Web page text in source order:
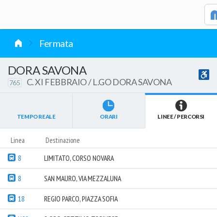
Fermata
DORA SAVONA
765 C. XI FEBBRAIO / L.GO DORA SAVONA
TEMPO REALE ORARI LINEE / PERCORSI
Linea Destinazione
8 LIMITATO, CORSO NOVARA
8 SAN MAURO, VIA MEZZALUNA
18 REGIO PARCO, PIAZZA SOFIA